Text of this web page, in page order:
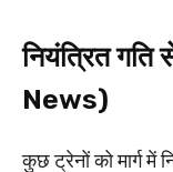
नियंत्रित
News)
कुछ ट्रेनों को मार्ग में